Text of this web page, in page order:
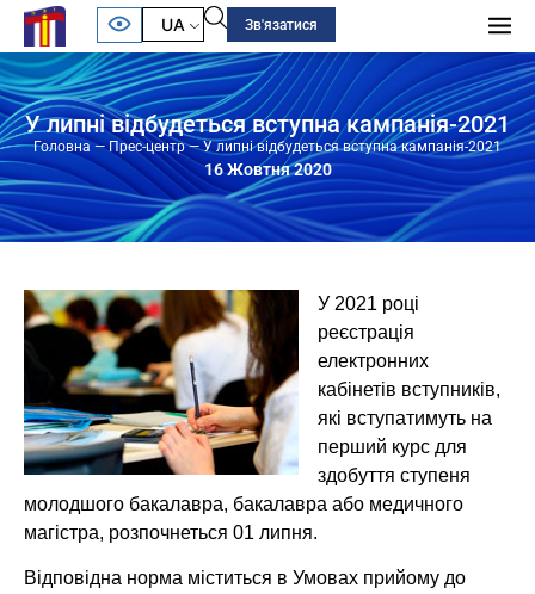
UA Зв'язатися
У липні відбудеться вступна кампанія-2021
Головна—Прес-центр—У липні відбудеться вступна кампанія-2021
16 Жовтня 2020
У 2021 році
реєстрація
електронних
кабінетів вступників,
які вступатимуть на
перший курс для
здобуття ступеня
молодшого бакалавра, бакалавра або медичного
магістра, розпочнеться 01 липня.
Відповідна норма міститься в Умовах прийому до